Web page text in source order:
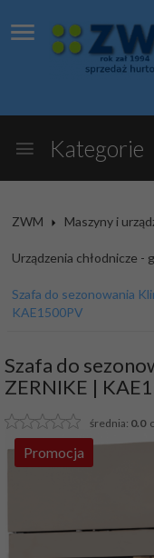
Kategorie
ZWM Maszyny i
Urządzenia chłodnicze -
Szafa do sezonowania
KAE1500PV
Szafa do
ZERNIKE |
średnia: 0.0
Promocja